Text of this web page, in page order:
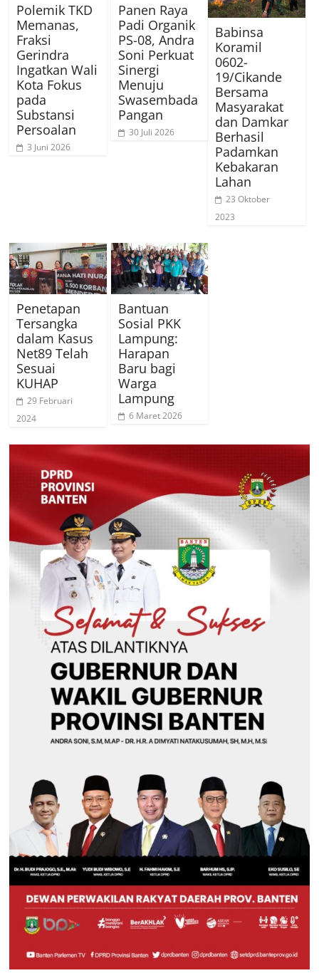
Polemik TKD
Memanas,
Fraksi
Gerindra
Ingatkan Wali
Kota Fokus
pada
Substansi
Persoalan
3 Juni 2026
Panen Raya
Padi Organik
PS-08, Andra
Soni Perkuat
Sinergi
Menuju
Swasembada
Pangan
30 Juli 2026
Babinsa
Koramil
0602-
19/Cikande
Bersama
Masyarakat
dan Damkar
Berhasil
Padamkan
Kebakaran
Lahan
23 Oktober
2023
Penetapan
Tersangka
dalam Kasus
Net89 Telah
Sesuai
KUHAP
29 Februari
2024
Bantuan
Sosial PKK
Lampung:
Harapan
Baru bagi
Warga
Lampung
6 Maret 2026